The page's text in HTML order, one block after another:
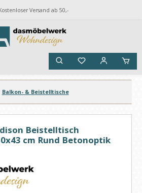
Versand ab 50,-
Balkon- & Beistelltische
Beistelltisch
cm Rund Betonoptik